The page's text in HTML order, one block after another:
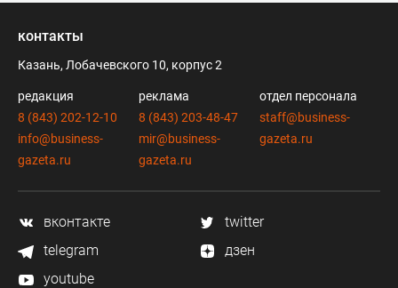
контакты
Казань, Лобачевского 10, корпус 2
редакция
8 (843) 202-12-10
info@business-
gazeta.ru
реклама
8 (843) 203-48-47
mir@business-
gazeta.ru
отдел персонала
staff@business-
gazeta.ru
вконтакте
twitter
telegram
дзен
youtube